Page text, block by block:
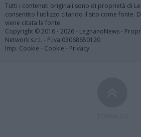
Tutti i contenuti originali sono di proprietà di
consentito l'utilizzo citando il sito come fonte.
viene citata la fonte.
Copyright © 2016 - 2026 - LegnanoNews -
Network s.r.l. - P.Iva 03068650120
Imp. Cookie - Cookie - Privacy